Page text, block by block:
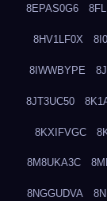
8EPAS0G6
8HV1LF0X
8IWWBYPE
8JT3UC50
8KXIFVGC
8M8UKA3C
8NGGUDVA